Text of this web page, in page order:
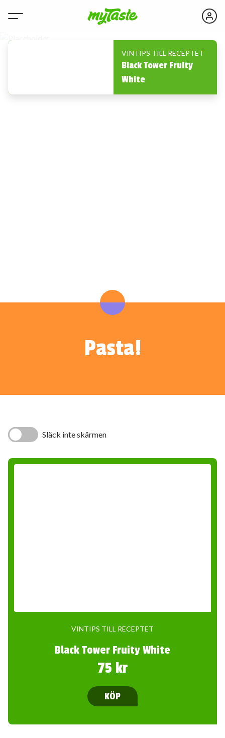
VINTIPS TILL RECEPTET
Black Tower Fruity
White
Pasta!
Släck inte skärmen
VINTIPS TILL RECEPTET
Black Tower Fruity White
75 kr
KÖP